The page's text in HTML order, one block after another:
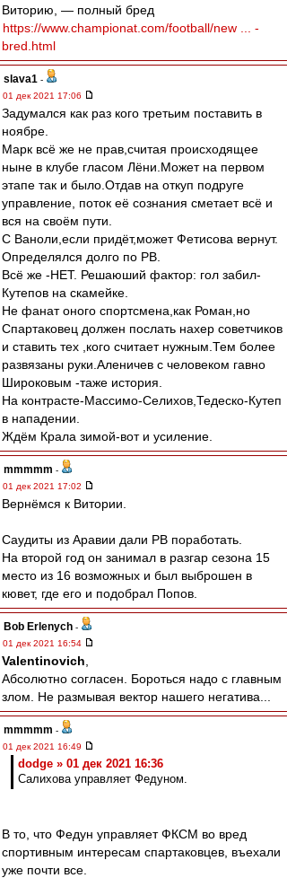
Виторию, — полный бред
https://www.championat.com/football/new ... -
bred.html
slava1 -
01 дек 2021 17:06
Задумался как раз кого третьим поставить в
ноябре.
Марк всё же не прав,считая происходящее
ныне в клубе гласом Лёни.Может на первом
этапе так и было.Отдав на откуп подруге
управление, поток её сознания сметает всё и
вся на своём пути.
C Ваноли,если придёт,может Фетисова вернут.
Определялся долго по РВ.
Всё же -НЕТ. Решаюший фактор: гол забил-
Кутепов на скамейке.
Не фанат оного спортсмена,как Роман,но
Спартаковец должен послать нахер советчиков
и ставить тех ,кого считает нужным.Тем более
развязаны руки.Аленичев с человеком гавно
Широковым -таже история.
На контрасте-Массимо-Селихов,Тедеско-Кутеп
в нападении.
Ждём Крала зимой-вот и усиление.
mmmmm -
01 дек 2021 17:02
Вернёмся к Витории.
Саудиты из Аравии дали РВ поработать.
На второй год он занимал в разгар сезона 15
место из 16 возможных и был выброшен в
кювет, где его и подобрал Попов.
Bob Erlenych -
01 дек 2021 16:54
Valentinovich
Абсолютно согласен. Бороться надо с главным
злом. Не размывая вектор нашего негатива...
mmmmm -
01 дек 2021 16:49
dodge » 01 дек 2021 16:36
Салихова управляет Федуном.
В то, что Федун управляет ФКСМ во вред
спортивным интересам спартаковцев, въехали
уже почти все.